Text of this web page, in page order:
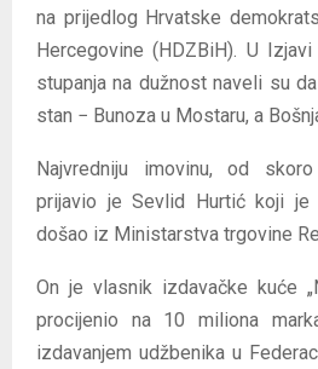
na prijedlog Hrvatske
Hercegovine (HDZBiH). U
stupanja na dužnost naveli su
stan − Bunoza u Mostaru, a
Najvredniju imovinu, od
prijavio je Sevlid Hurtić koji je
došao iz Ministarstva trgovine
On je vlasnik izdavačke kuće
procijenio na 10 miliona
izdavanjem udžbenika u